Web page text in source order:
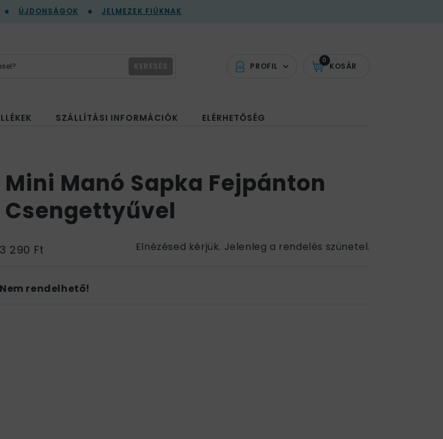
ÚJDONSÁGOK JELMEZEK FIÚKNAK
PROFIL KOSÁR
0
KERESÉS
SZÁLLÍTÁSI INFORMÁCIÓK ELÉRHETŐSÉG
Mini Manó Sapka Fejpánton
Csengettyűvel
3 290 Ft Elnézésed kérjük. Jelenleg a rendelés szünetel.
Nem rendelhető!